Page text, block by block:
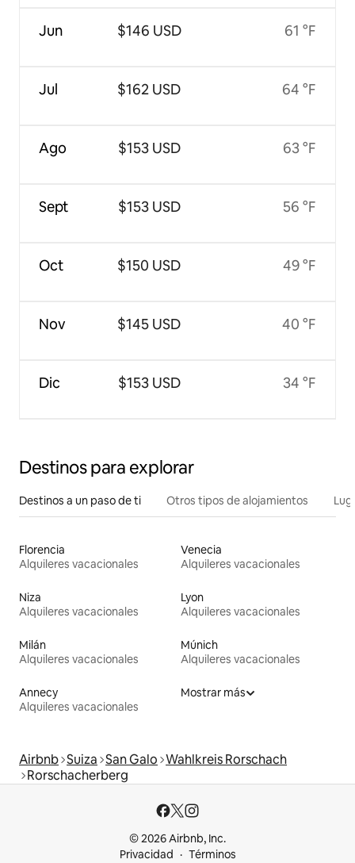
Jun
Jul
Ago
Sept
Oct
Nov
Dic
$146 USD
$162 USD
$153 USD
$153 USD
$150 USD
$145 USD
$153 USD
61 °F
64 °F
63 °F
56 °F
49 °F
40 °F
34 °F
Destinos para explorar
Destinos a un paso de ti Otros tipos de alojamientos
Florencia
Alquileres vacacionales
Venecia
Alquileres vacacionales
Niza
Alquileres vacacionales
Lyon
Alquileres vacacionales
Milán
Alquileres vacacionales
Múnich
Alquileres vacacionales
Annecy
Alquileres vacacionales
Mostrar más
Airbnb Suiza San Galo Wahlkreis Rorschach
Rorschacherberg
© 2026 Airbnb, Inc.
Privacidad
Términos